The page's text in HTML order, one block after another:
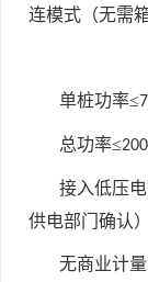
连模式（无需
单桩功率≤
总功率≤
接入低压
供电部门确认）
无商业计